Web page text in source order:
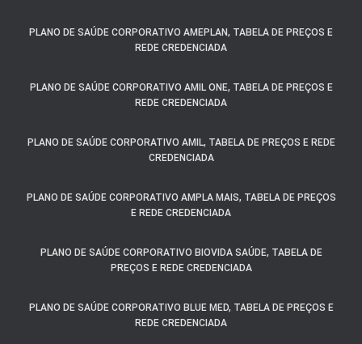
PLANO DE SAÚDE CORPORATIVO AMEPLAN, TABELA DE PREÇOS E
REDE CREDENCIADA
PLANO DE SAÚDE CORPORATIVO AMIL ONE, TABELA DE PREÇOS E
REDE CREDENCIADA
PLANO DE SAÚDE CORPORATIVO AMIL, TABELA DE PREÇOS E REDE
CREDENCIADA
PLANO DE SAÚDE CORPORATIVO AMPLA MAIS, TABELA DE PREÇOS
E REDE CREDENCIADA
PLANO DE SAÚDE CORPORATIVO BIOVIDA SAÚDE, TABELA DE
PREÇOS E REDE CREDENCIADA
PLANO DE SAÚDE CORPORATIVO BLUE MED, TABELA DE PREÇOS E
REDE CREDENCIADA